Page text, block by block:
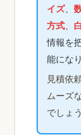
イズ、
方式
情報を
能にな
見積依
ムーズ
でしょう